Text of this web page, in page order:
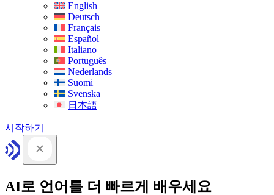
English
Deutsch
Français
Español
Italiano
Português
Nederlands
Suomi
Svenska
日本語
시작하기
AI로 언어를 더 빠르게 배우세요